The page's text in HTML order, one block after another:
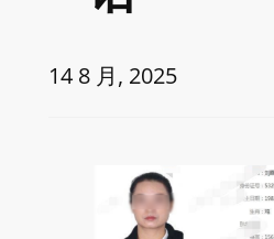
14 8 月, 2025